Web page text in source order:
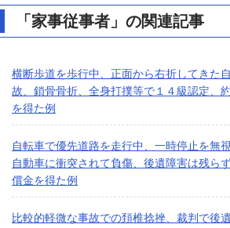
「家事従事者」の関連記事
横断歩道を歩行中、正面から右折してきた
故、鎖骨骨折、全身打撲等で１４級認定、
を得た例
自転車で優先道路を走行中、一時停止を無
自動車に衝突されて負傷、後遺障害は残ら
償金を得た例
比較的軽微な事故での頚椎捻挫、裁判で後